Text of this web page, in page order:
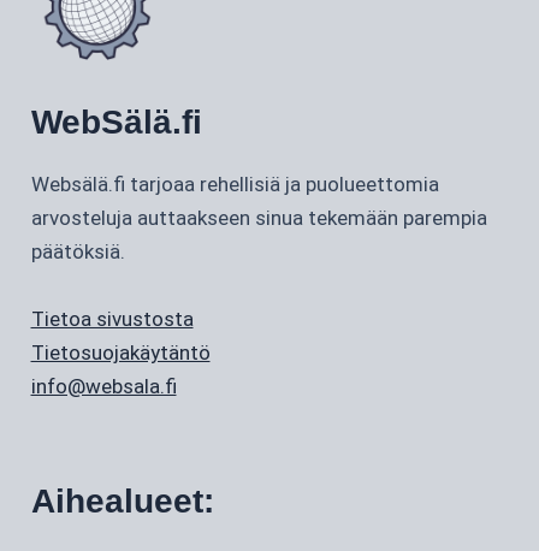
WebSälä.fi
Websälä.fi tarjoaa rehellisiä ja puolueettomia
arvosteluja auttaakseen sinua tekemään parempia
päätöksiä.
Tietoa sivustosta
Tietosuojakäytäntö
info@websala.fi
Aihealueet: